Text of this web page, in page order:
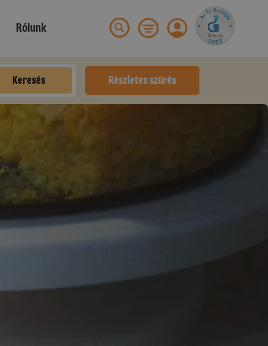
Rólunk
Keresés Részletes szűrés